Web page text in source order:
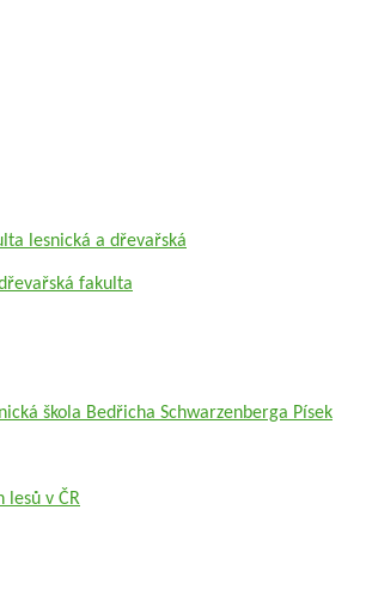
lesnická a dřevařská
fakulta
škola Bedřicha Schwarzenberga Písek
lesů v ČR